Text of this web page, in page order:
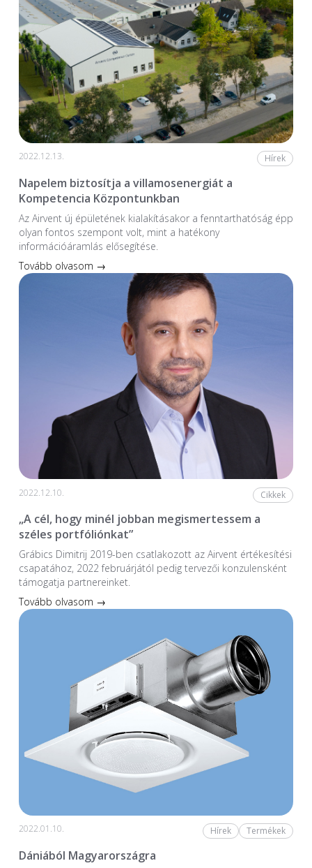
2022.12.13. Hírek
Napelem biztosítja a villamosenergiát a
Kompetencia Központunkban
Az Airvent új épületének kialakításakor a fenntarthatóság épp
olyan fontos szempont volt, mint a hatékony
információáramlás elősegítése.
Tovább olvasom →
2022.12.10. Cikkek
„A cél, hogy minél jobban megismertessem a
széles portfóliónkat”
Grábics Dimitrij 2019-ben csatlakozott az Airvent értékesítési
csapatához, 2022 februárjától pedig tervezői konzulensként
támogatja partnereinket.
Tovább olvasom →
2022.01.10. Hírek Termékek
Dániából Magyarországra